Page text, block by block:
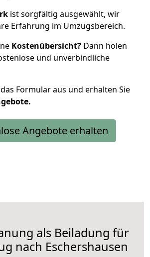
ist sorgfältig ausgewählt, wir
Erfahrung im Umzugsbereich.
Kostenübersicht? Dann holen
und unverbindliche
Formular aus und erhalten Sie
Angebote erhalten
als Beiladung für
nach Eschershausen